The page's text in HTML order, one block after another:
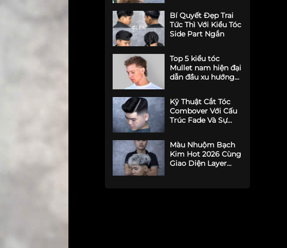
Bí Quyết Đẹp Trai
Tức Thì Với Kiểu Tóc
Side Part Ngắn
Top 5 kiểu tóc
Mullet nam hiện đại
dẫn đầu xu hướng
Kỹ Thuật Cắt Tóc
Combover Với Cấu
Trúc Fade Và Sự
Màu Nhuộm Bạch
Kim Hot 2026 Cùng
Giao Diện Layer